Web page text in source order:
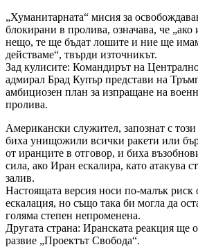
„Хуманитарната“ мисия за
блокирани в пролива, означава, че „ако
нещо, те ще бъдат лошите и ние ще
действаме“, твърди източникът.
Зад кулисите: Командирът на
адмирал Брад Купър представи на
амбициозен план за изпращане на
пролива.
Американски служител, запознат с
биха унищожили всички ракети или
от иранците в отговор, и биха
сила, ако Иран ескалира, като атакува
залив.
Настоящата версия носи по-малък риск
ескалация, но също така би могла да
голяма степен непроменена.
Другата страна: Иранската реакция ще
развие „Проектът Свобода“.